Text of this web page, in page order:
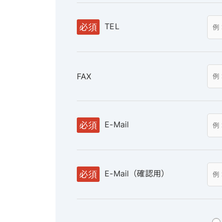
必須 TEL
FAX
必須 E-Mail
必須 E-Mail（確認用）